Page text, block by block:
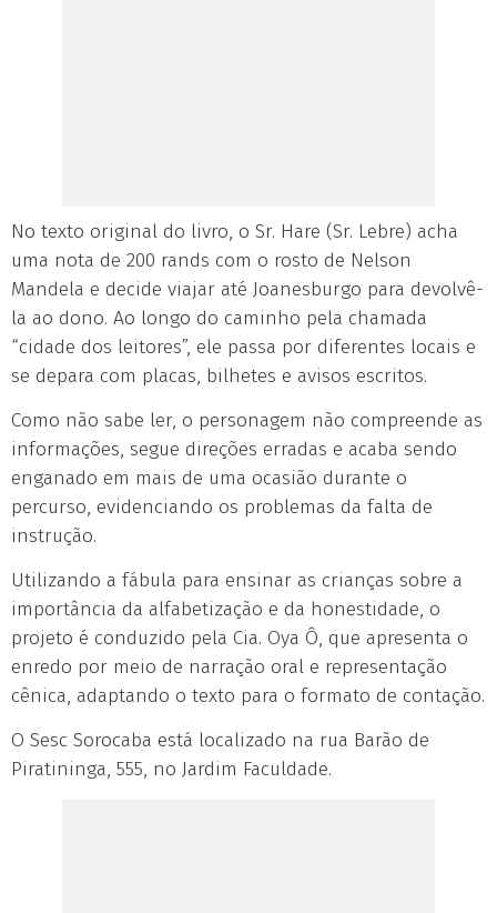
No texto original do livro, o Sr. Hare (Sr. Lebre) acha
uma nota de 200 rands com o rosto de Nelson
Mandela e decide viajar até Joanesburgo para devolvê-
la ao dono. Ao longo do caminho pela chamada
“cidade dos leitores”, ele passa por diferentes locais e
se depara com placas, bilhetes e avisos escritos.
Como não sabe ler, o personagem não compreende as
informações, segue direções erradas e acaba sendo
enganado em mais de uma ocasião durante o
percurso, evidenciando os problemas da falta de
instrução.
Utilizando a fábula para ensinar as crianças sobre a
importância da alfabetização e da honestidade, o
projeto é conduzido pela Cia. Oya Ô, que apresenta o
enredo por meio de narração oral e representação
cênica, adaptando o texto para o formato de contação.
O Sesc Sorocaba está localizado na rua Barão de
Piratininga, 555, no Jardim Faculdade.